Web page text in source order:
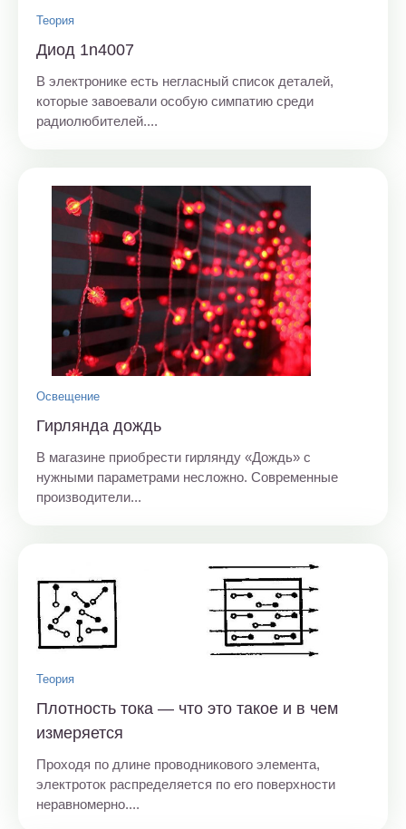
Теория
Диод 1n4007
В электронике есть негласный список деталей,
которые завоевали особую симпатию среди
радиолюбителей....
Освещение
Гирлянда дождь
В магазине приобрести гирлянду «Дождь» с
нужными параметрами несложно. Современные
производители...
Теория
Плотность тока — что это такое и в чем
измеряется
Проходя по длине проводникового элемента,
электроток распределяется по его поверхности
неравномерно....